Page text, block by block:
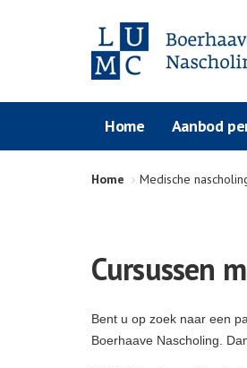
Home Aanbod
Home Medische
Cursussen
Bent u op zoek naar een
Boerhaave Nascholing.